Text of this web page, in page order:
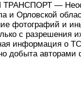
—
и Орловской
фотографий и
с разрешения
информация о ТС
добыта авторами